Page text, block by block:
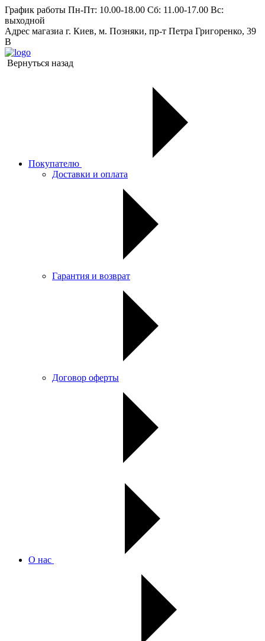
График работы Пн-Пт: 10.00-18.00 Сб: 11.00-17.00 Вс:
выходной
Адрес магазиа г. Киев, м. Позняки, пр-т Петра Григоренко, 39
В
Вернуться назад
Покупателю
Доставки и оплата
Гарантия и возврат
Договор оферты
О нас